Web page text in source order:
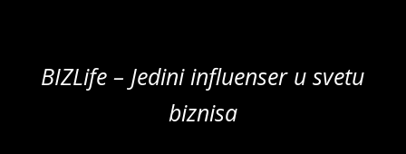
BIZLife – Jedini influenser u svetu
biznisa